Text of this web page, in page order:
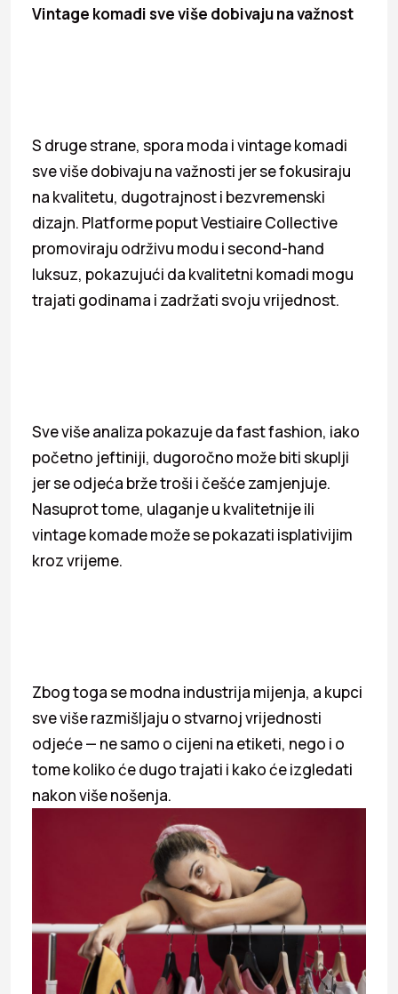
Vintage komadi sve više dobivaju na važnost
S druge strane, spora moda i vintage komadi
sve više dobivaju na važnosti jer se fokusiraju
na kvalitetu, dugotrajnost i bezvremenski
dizajn. Platforme poput Vestiaire Collective
promoviraju održivu modu i second-hand
luksuz, pokazujući da kvalitetni komadi mogu
trajati godinama i zadržati svoju vrijednost.
Sve više analiza pokazuje da fast fashion, iako
početno jeftiniji, dugoročno može biti skuplji
jer se odjeća brže troši i češće zamjenjuje.
Nasuprot tome, ulaganje u kvalitetnije ili
vintage komade može se pokazati isplativijim
kroz vrijeme.
Zbog toga se modna industrija mijenja, a kupci
sve više razmišljaju o stvarnoj vrijednosti
odjeće — ne samo o cijeni na etiketi, nego i o
tome koliko će dugo trajati i kako će izgledati
nakon više nošenja.